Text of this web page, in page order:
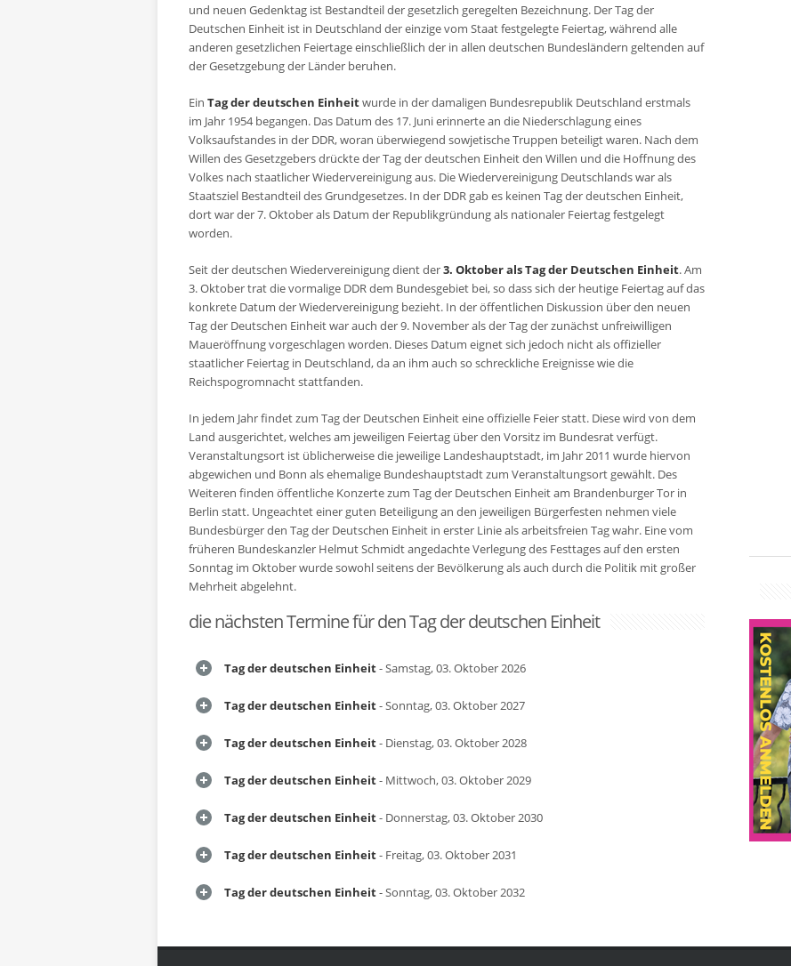
und neuen Gedenktag ist Bestandteil der gesetzlich geregelten Bezeichnung. Der Tag der
Deutschen Einheit ist in Deutschland der einzige vom Staat festgelegte Feiertag, während alle
anderen gesetzlichen Feiertage einschließlich der in allen deutschen Bundesländern geltenden auf
der Gesetzgebung der Länder beruhen.
Ein Tag der deutschen Einheitwurde in der damaligen Bundesrepublik Deutschland erstmals
im Jahr 1954 begangen. Das Datum des 17. Juni erinnerte an die Niederschlagung eines
Volksaufstandes in der DDR, woran überwiegend sowjetische Truppen beteiligt waren. Nach dem
Willen des Gesetzgebers drückte der Tag der deutschen Einheit den Willen und die Hoffnung des
Volkes nach staatlicher Wiedervereinigung aus. Die Wiedervereinigung Deutschlands war als
Staatsziel Bestandteil des Grundgesetzes. In der DDR gab es keinen Tag der deutschen Einheit,
dort war der 7. Oktober als Datum der Republikgründung als nationaler Feiertag festgelegt
worden.
Seit der deutschen Wiedervereinigung dient der3. Oktober als Tag der Deutschen Einheit. Am
3. Oktober trat die vormalige DDR dem Bundesgebiet bei, so dass sich der heutige Feiertag auf das
konkrete Datum der Wiedervereinigung bezieht. In der öffentlichen Diskussion über den neuen
Tag der Deutschen Einheit war auch der 9. November als der Tag der zunächst unfreiwilligen
Maueröffnung vorgeschlagen worden. Dieses Datum eignet sich jedoch nicht als offizieller
staatlicher Feiertag in Deutschland, da an ihm auch so schreckliche Ereignisse wie die
Reichspogromnacht stattfanden.
In jedem Jahr findet zum Tag der Deutschen Einheit eine offizielle Feier statt. Diese wird von dem
Land ausgerichtet, welches am jeweiligen Feiertag über den Vorsitz im Bundesrat verfügt.
Veranstaltungsort ist üblicherweise die jeweilige Landeshauptstadt, im Jahr 2011 wurde hiervon
abgewichen und Bonn als ehemalige Bundeshauptstadt zum Veranstaltungsort gewählt. Des
Weiteren finden öffentliche Konzerte zum Tag der Deutschen Einheit am Brandenburger Tor in
Berlin statt. Ungeachtet einer guten Beteiligung an den jeweiligen Bürgerfesten nehmen viele
Bundesbürger den Tag der Deutschen Einheit in erster Linie als arbeitsfreien Tag wahr. Eine vom
früheren Bundeskanzler Helmut Schmidt angedachte Verlegung des Festtages auf den ersten
Sonntag im Oktober wurde sowohl seitens der Bevölkerung als auch durch die Politik mit großer
Mehrheit abgelehnt.
die nächsten Termine für den Tag der deutschen Einheit
Tag der deutschen Einheit- Samstag, 03. Oktober 2026
Tag der deutschen Einheit- Sonntag, 03. Oktober 2027
Tag der deutschen Einheit- Dienstag, 03. Oktober 2028
Tag der deutschen Einheit- Mittwoch, 03. Oktober 2029
Tag der deutschen Einheit- Donnerstag, 03. Oktober 2030
Tag der deutschen Einheit- Freitag, 03. Oktober 2031
Tag der deutschen Einheit- Sonntag, 03. Oktober 2032